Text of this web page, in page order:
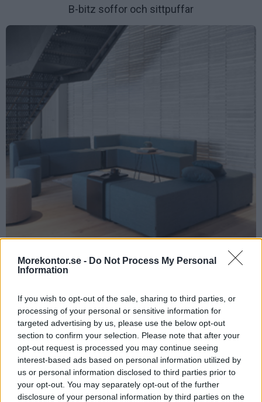
Morekontor.se - Do Not Process My Personal
Information
If you wish to opt-out of the sale, sharing to third parties, or
processing of your personal or sensitive information for
targeted advertising by us, please use the below opt-out
section to confirm your selection. Please note that after your
opt-out request is processed you may continue seeing
interest-based ads based on personal information utilized by
us or personal information disclosed to third parties prior to
your opt-out. You may separately opt-out of the further
disclosure of your personal information by third parties on the
B-bitz soffor och sittpuffar